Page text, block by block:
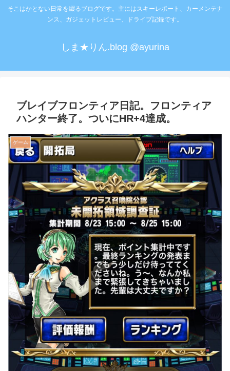
そこはかとない日常を綴るブログです。主にはスキーレポート、カーメンテナ
ンス、ガジェットレビュー、ドライブ記録です。
しま★りん.blog @ayurina
ブレイブフロンティア日記。フロンティア
ハンター終了。ついにHR+4達成。
ゲーム